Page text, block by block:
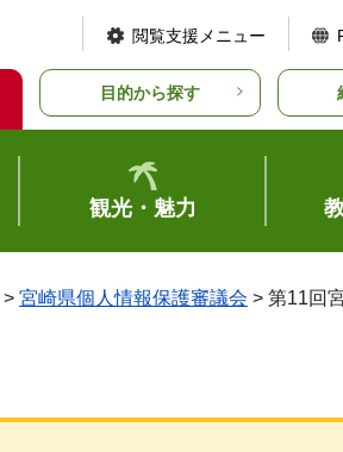
閲覧支援メニュー
目的から探す
観光・魅力
> 宮崎県個人情報保護審議会 > 第11回